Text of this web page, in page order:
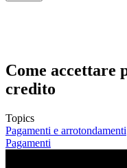
Come accettare
credito
Topics
Pagamenti e arrotondamenti
Pagamenti